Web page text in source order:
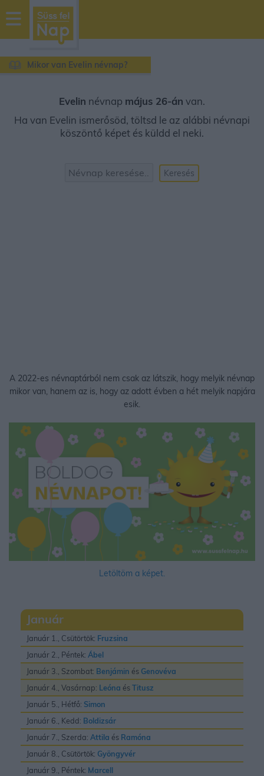
sussfelnap.hu
időjárás
Mikor van Evelin névnap?
Evelin névnap május 26-án van.
Ha van Evelin ismerősöd, töltsd le az alábbi névnapi
köszöntő képet és küldd el neki.
Keresés
A 2022-es névnaptárból nem csak az látszik, hogy melyik névnap
mikor van, hanem az is, hogy az adott évben a hét melyik napjára
esik.
Letöltöm a képet.
Január
Január 1., Csütörtök: Fruzsina
Január 2., Péntek: Ábel
Január 3., Szombat: Benjámin és Genovéva
Január 4., Vasárnap: Leóna ésTitusz
Január 5., Hétfő: Simon
Január 6., Kedd: Boldizsár
Január 7., Szerda: Attila és Ramóna
Január 8., Csütörtök: Gyöngyvér
Január 9., Péntek: Marcell